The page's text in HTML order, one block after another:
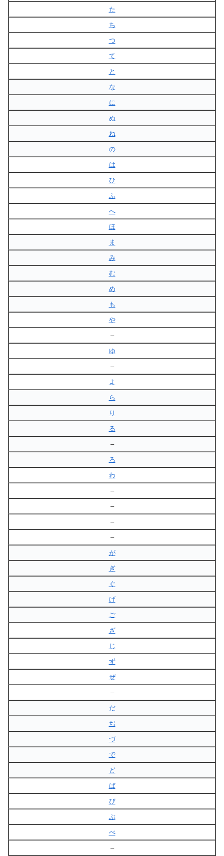
た
ち
つ
て
と
な
に
ぬ
ね
の
は
ひ
ふ
へ
ほ
ま
み
む
め
も
や
–
ゆ
–
よ
ら
り
る
–
ろ
わ
–
–
–
–
が
ぎ
ぐ
げ
ご
ざ
じ
ず
ぜ
–
だ
ぢ
づ
で
ど
ば
び
ぶ
べ
–